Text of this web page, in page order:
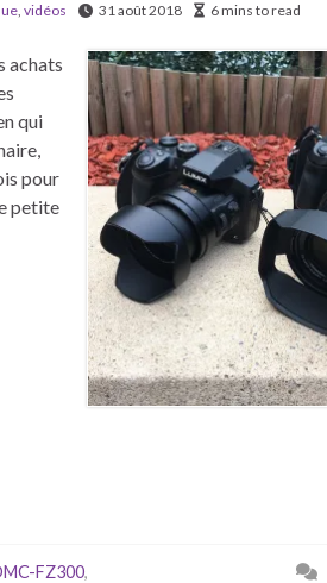
, vidéos 31 août 2018 6 mins to read
achats
qui
pour
petite
FZ300,